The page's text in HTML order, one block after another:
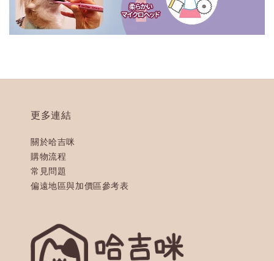
更多連結
關於哈吉咪
購物流程
常見問題
偏遠地區與加價區參考表